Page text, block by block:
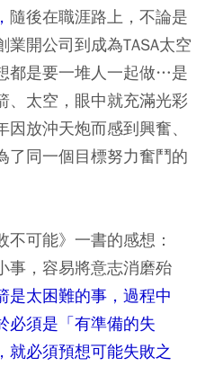
隨後在職涯路上，不論是
開公司到成為TASA太空
都是要一堆人一起做…是
、太空，眼中就充滿光彩
放沖天炮而感到興奮、
了同一個目標努力奮鬥的
可能》一書的感想：
事，容易將意志消磨殆
是太困難的事，過程中
必須是「有準備的失
就必須預想可能失敗之